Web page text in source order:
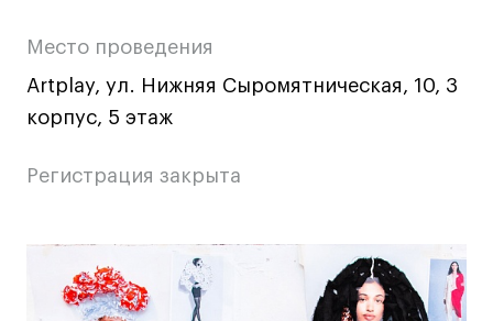
развитие
Среднесрочные
ИЗО и Керамика
Все программы
Онлайн-программы
Дизайн интерьера
Место проведения
Artplay, ул. Нижняя Сыромятническая, 10, 3
корпус, 5 этаж
Регистрация закрыта
Основная
информация